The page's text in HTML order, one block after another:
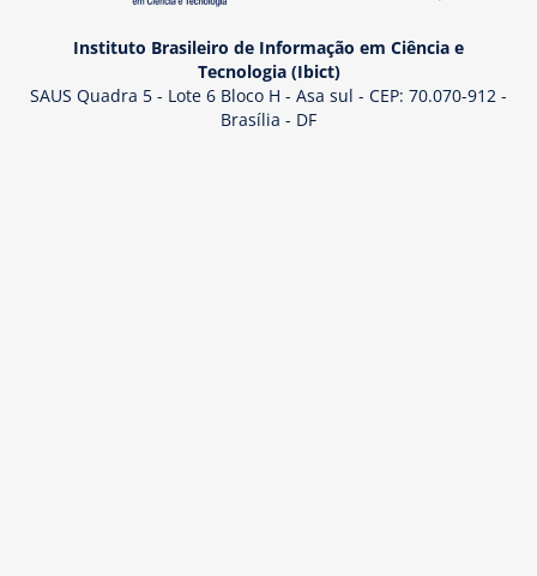
Instituto Brasileiro de Informação em Ciência e
Tecnologia (Ibict)
SAUS Quadra 5 - Lote 6 Bloco H - Asa sul - CEP: 70.070-912 -
Brasília - DF